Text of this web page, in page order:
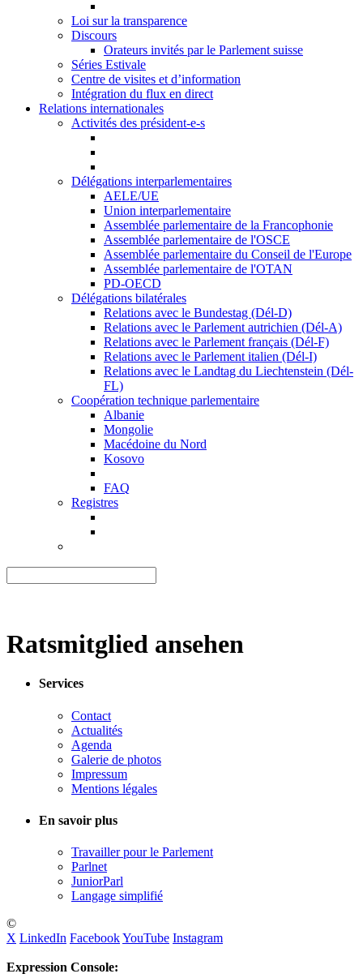
Loi sur la transparence
Discours
Orateurs invités par le Parlement suisse
Séries Estivale
Centre de visites et d’information
Intégration du flux en direct
Relations internationales
Activités des président-e-s
Délégations interparlementaires
AELE/UE
Union interparlementaire
Assemblée parlementaire de la Francophonie
Assemblée parlementaire de l'OSCE
Assemblée parlementaire du Conseil de l'Europe
Assemblée parlementaire de l'OTAN
PD-OECD
Délégations bilatérales
Relations avec le Bundestag (Dél-D)
Relations avec le Parlement autrichien (Dél-A)
Relations avec le Parlement français (Dél-F)
Relations avec le Parlement italien (Dél-I)
Relations avec le Landtag du Liechtenstein (Dél-
FL)
Coopération technique parlementaire
Albanie
Mongolie
Macédoine du Nord
Kosovo
FAQ
Registres
Ratsmitglied ansehen
Services
Contact
Actualités
Agenda
Galerie de photos
Impressum
Mentions légales
En savoir plus
Travailler pour le Parlement
Parlnet
JuniorParl
Langage simplifié
©
X LinkedIn FacebookYouTube Instagram
Expression Console: